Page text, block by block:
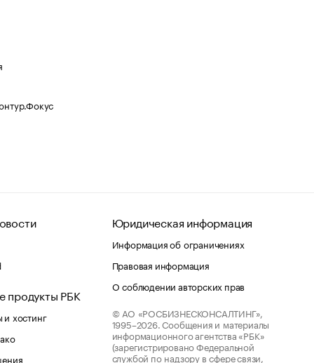
продукты РБК
хостинг
Юридическая информация
Информация об ограничениях
Правовая информация
О соблюдении авторских прав
© АО «РОСБИЗНЕСКОНСАЛТИНГ»,
1995–2026. Сообщения и материалы
информационного агентства «РБК»
(зарегистрировано Федеральной
службой по надзору в сфере связи,